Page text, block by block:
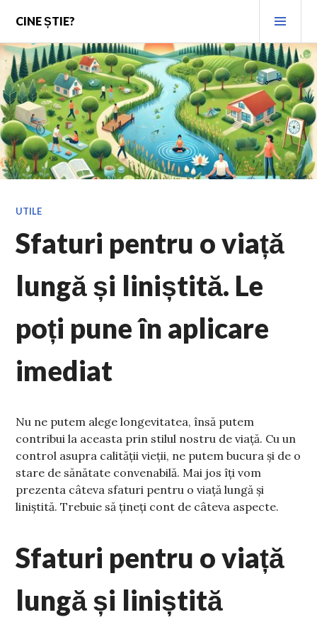
content
CINE ȘTIE?
UTILE
Sfaturi pentru o viață
lungă și liniștită. Le
poți pune în aplicare
imediat
Nu ne putem alege longevitatea, însă putem
contribui la aceasta prin stilul nostru de viață. Cu un
control asupra calității vieții, ne putem bucura și de o
stare de sănătate convenabilă. Mai jos îți vom
prezenta câteva sfaturi pentru o viață lungă și
liniștită. Trebuie să țineți cont de câteva aspecte.
Sfaturi pentru o viață
lungă și liniștită